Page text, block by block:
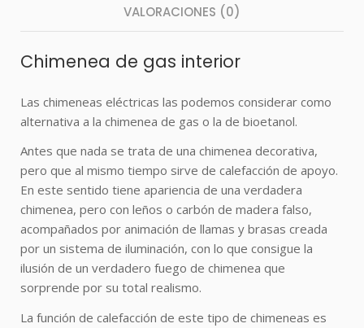
VALORACIONES (0)
Chimenea de gas interior
Las chimeneas eléctricas las podemos considerar como
alternativa a la chimenea de gas o la de bioetanol.
Antes que nada se trata de una chimenea decorativa,
pero que al mismo tiempo sirve de calefacción de apoyo.
En este sentido tiene apariencia de una verdadera
chimenea, pero con leños o carbón de madera falso,
acompañados por animación de llamas y brasas creada
por un sistema de iluminación, con lo que consigue la
ilusión de un verdadero fuego de chimenea que
sorprende por su total realismo.
La función de calefacción de este tipo de chimeneas es